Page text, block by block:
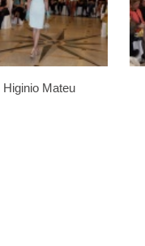
Higinio Mateu